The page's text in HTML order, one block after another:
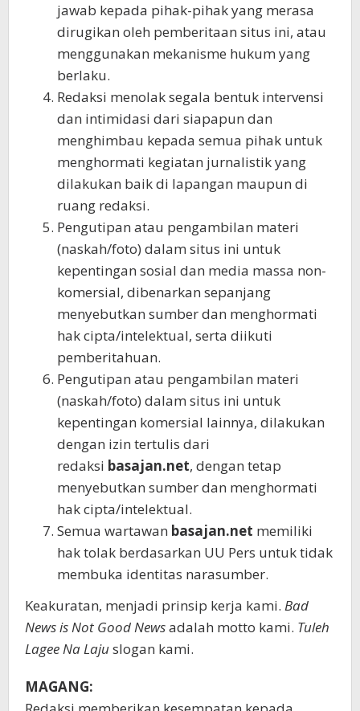
jawab kepada pihak-pihak yang merasa
dirugikan oleh pemberitaan situs ini, atau
menggunakan mekanisme hukum yang
berlaku.
Redaksi menolak segala bentuk intervensi
dan intimidasi dari siapapun dan
menghimbau kepada semua pihak untuk
menghormati kegiatan jurnalistik yang
dilakukan baik di lapangan maupun di
ruang redaksi.
Pengutipan atau pengambilan materi
(naskah/foto) dalam situs ini untuk
kepentingan sosial dan media massa non-
komersial, dibenarkan sepanjang
menyebutkan sumber dan menghormati
hak cipta/intelektual, serta diikuti
pemberitahuan.
Pengutipan atau pengambilan materi
(naskah/foto) dalam situs ini untuk
kepentingan komersial lainnya, dilakukan
dengan izin tertulis dari
redaksi basajan.net, dengan tetap
menyebutkan sumber dan menghormati
hak cipta/intelektual.
Semua wartawan basajan.net memiliki
hak tolak berdasarkan UU Pers untuk tidak
membuka identitas narasumber.
Keakuratan, menjadi prinsip kerja kami. Bad
News is Not Good Newsadalah motto kami. Tuleh
Lagee Na Lajuslogan kami.
MAGANG: